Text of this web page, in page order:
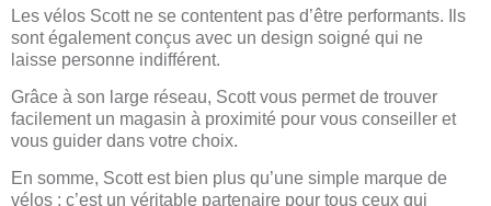
Les vélos Scott ne se contentent pas d’être performants. Ils
sont également conçus avec un design soigné qui ne
laisse personne indifférent.
Grâce à son large réseau, Scott vous permet de trouver
facilement un magasin à proximité pour vous conseiller et
vous guider dans votre choix.
En somme, Scott est bien plus qu’une simple marque de
vélos : c’est un véritable partenaire pour tous ceux qui